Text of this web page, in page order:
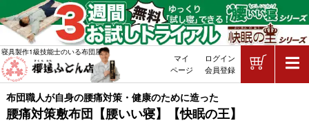
腰痛対策敷布団【腰いい寝】【快眠の王】
布団職人が自身の腰痛対策・健康のために造った
敷布団・掛け布団・羽毛布団・マ
寝具製作1級技能士のいる布団屋
マイ
ページ
ログイン
会員登録